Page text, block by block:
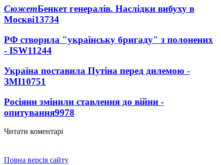
СюжетБенкет генералів. Наслідки вибуху в
Москві13734
РФ створила "українську бригаду" з полонених
- ISW11244
Україна поставила Путіна перед дилемою -
ЗМІ10751
Росіяни змінили ставлення до війни -
опитування9978
Читати коментарі
Повна версія сайту